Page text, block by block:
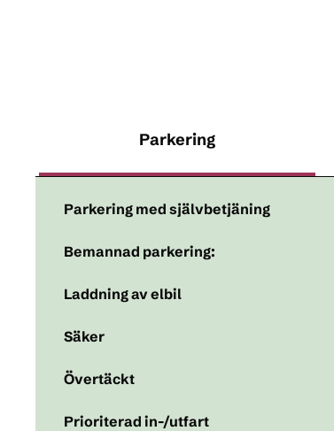
Parkering
Parkering med självbetjäning
Bemannad parkering:
Laddning av elbil
Säker
Övertäckt
Prioriterad in-/utfart